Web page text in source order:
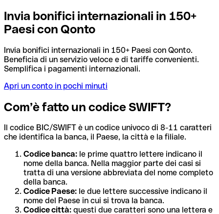
Invia bonifici internazionali in 150+
Paesi con Qonto
Invia bonifici internazionali in 150+ Paesi con Qonto.
Beneficia di un servizio veloce e di tariffe convenienti.
Semplifica i pagamenti internazionali.
Apri un conto in pochi minuti
Com’è fatto un codice SWIFT?
Il codice BIC/SWIFT è un codice univoco di 8-11 caratteri
che identifica la banca, il Paese, la città e la filiale.
Codice banca: le prime quattro lettere indicano il
nome della banca. Nella maggior parte dei casi si
tratta di una versione abbreviata del nome completo
della banca.
Codice Paese: le due lettere successive indicano il
nome del Paese in cui si trova la banca.
Codice città: questi due caratteri sono una lettera e